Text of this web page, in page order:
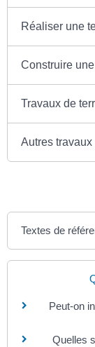
Réaliser une
Construire
Travaux de
Autres travaux
Textes de
Peut-on
Quelles